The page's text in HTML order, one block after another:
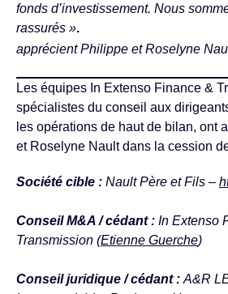
fonds d’investissement. Nous
rassurés ».
apprécient Philippe et Roselyne
Les équipes In Extenso Finance &
spécialistes du conseil aux
les opérations de haut de bilan, ont
et Roselyne Nault dans la cession
Société cible : Nault Père et Fils –
Conseil M&A / cédant : In Extenso
Transmission (Etienne Guerche)
Conseil juridique / cédant : A&R